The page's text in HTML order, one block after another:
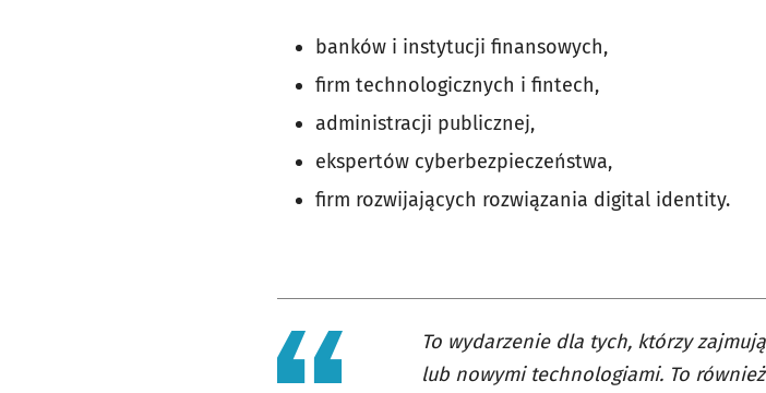
banków i instytucji finansowych,
firm technologicznych i fintech,
administracji publicznej,
ekspertów cyberbezpieczeństwa,
firm rozwijających rozwiązania digital identity.
To wydarzenie dla tych, którzy
lub nowymi technologiami. To